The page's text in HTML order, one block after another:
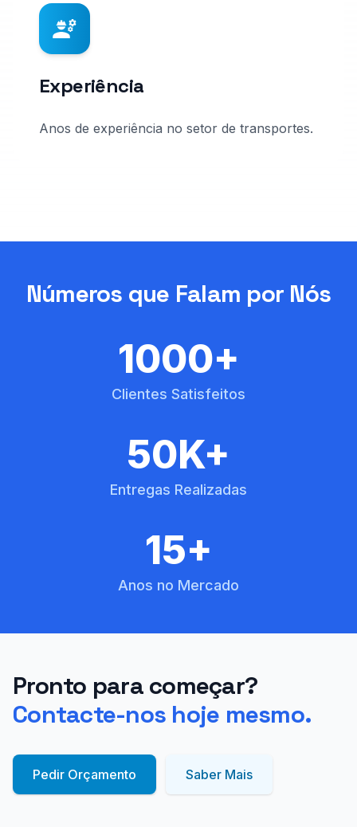
Experiência
Anos de experiência no setor de transportes.
Números que Falam por Nós
Clientes Satisfeitos
1000+
Entregas Realizadas
50K+
Anos no Mercado
15+
Pronto para começar?
Contacte-nos hoje mesmo.
Pedir Orçamento Saber Mais